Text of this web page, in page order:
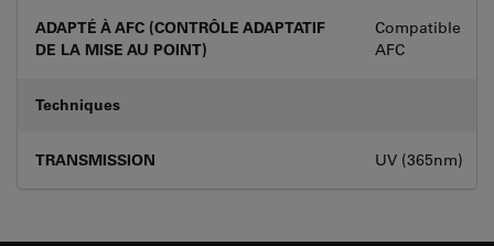
ADAPTÉ À AFC (CONTRÔLE ADAPTATIF
DE LA MISE AU POINT)
Compatible
AFC
Techniques
TRANSMISSION UV (365nm)